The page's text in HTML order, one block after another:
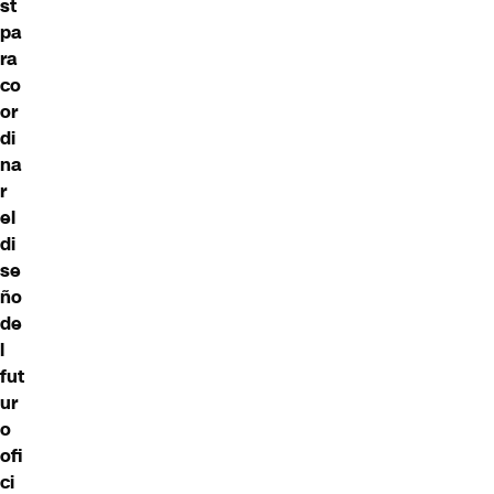
st
pa
ra
co
or
di
na
r
el
di
se
ño
de
l
fut
ur
o
ofi
ci